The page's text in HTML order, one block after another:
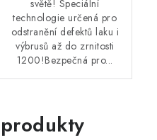
světě! Speciální
technologie určená pro
odstranění defektů laku i
výbrusů až do zrnitosti
1200!Bezpečná pro...